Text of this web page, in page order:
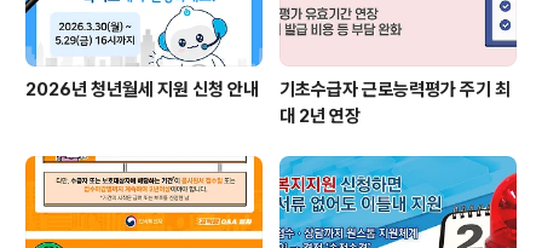
2026년 청년월세 지원 신청 안내
기초수급자 근로능력평가 주기 최
대 2년 연장